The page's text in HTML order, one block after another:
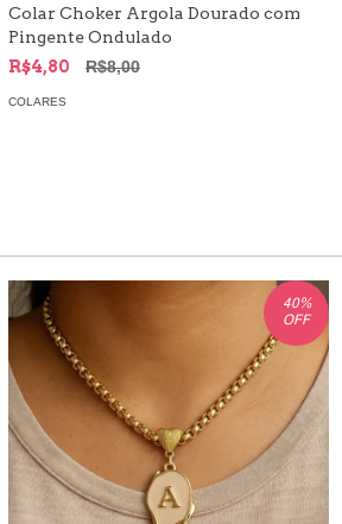
Colar Choker Argola Dourado com
Pingente Ondulado
R$4,80
R$8,00
COLARES
40%
OFF